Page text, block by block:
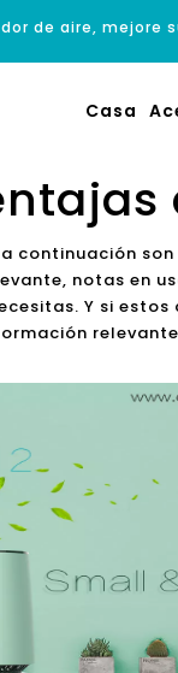
de aire, mejore
Casa
continuación
notas en
Y si